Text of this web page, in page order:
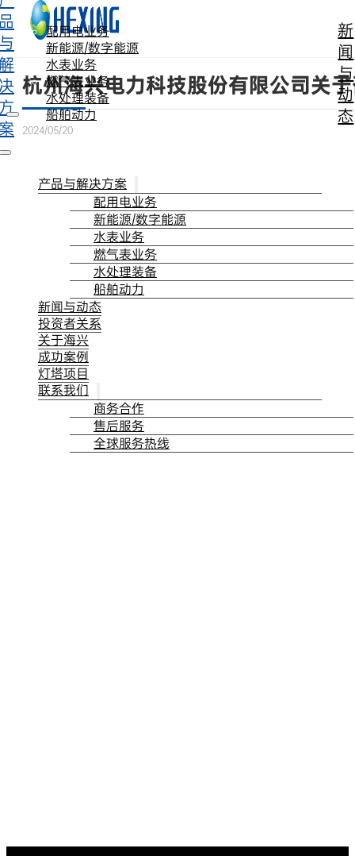
跳转到主要内容 跳转到页脚
配用电业务
新能源/数字能源
水表业务
燃气表业务
水处理装备
船舶动力
新
闻
与
动
态
产品与解决方案
配用电业务
新能源/数字能源
水表业务
燃气表业务
水处理装备
船舶动力
新闻与动态
投资者关系
关于海兴
成功案例
灯塔项目
联系我们
商务合作
售后服务
全球服务热线
杭州海兴电力科技股份有限公司关
2024/05/20